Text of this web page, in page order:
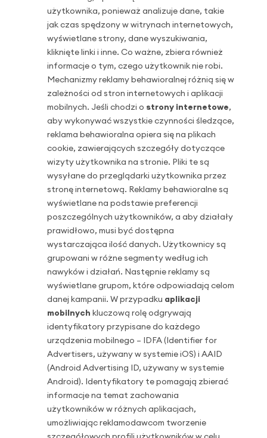
użytkownika, ponieważ analizuje dane, takie
jak czas spędzony w witrynach internetowych,
wyświetlane strony, dane wyszukiwania,
kliknięte linki i inne. Co ważne, zbiera również
informacje o tym, czego użytkownik nie robi.
Mechanizmy reklamy behawioralnej różnią się w
zależności od stron internetowych i aplikacji
mobilnych. Jeśli chodzi o strony internetowe,
aby wykonywać wszystkie czynności śledzące,
reklama behawioralna opiera się na plikach
cookie, zawierających szczegóły dotyczące
wizyty użytkownika na stronie. Pliki te są
wysyłane do przeglądarki użytkownika przez
stronę internetową. Reklamy behawioralne są
wyświetlane na podstawie preferencji
poszczególnych użytkowników, a aby działały
prawidłowo, musi być dostępna
wystarczająca ilość danych. Użytkownicy są
grupowani w różne segmenty według ich
nawyków i działań. Następnie reklamy są
wyświetlane grupom, które odpowiadają celom
danej kampanii. W przypadku aplikacji
mobilnych kluczową rolę odgrywają
identyfikatory przypisane do każdego
urządzenia mobilnego – IDFA (Identifier for
Advertisers, używany w systemie iOS) i AAID
(Android Advertising ID, używany w systemie
Android). Identyfikatory te pomagają zbierać
informacje na temat zachowania
użytkowników w różnych aplikacjach,
umożliwiając reklamodawcom tworzenie